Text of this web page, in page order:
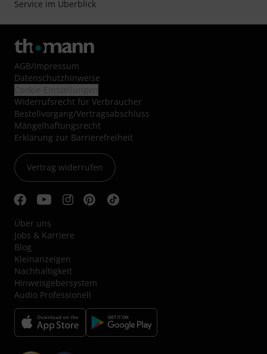
Service im Überblick
AGB/Impressum
Datenschutzhinweise
Widerrufsrecht für Verbraucher
Bestellvorgang/Vertragsabschluss
Mängelhaftungsrecht
Erklärung zur Barrierefreiheit
Vertrag widerrufen
Über uns
Jobs & Karriere
Blog
Kleinanzeigen
Nachhaltigkeit
Hinweisgebersystem
Audio Professionell